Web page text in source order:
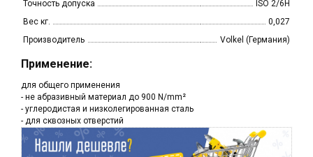
Точность допуска
ISO 2/6H
Вес кг.
0,027
Производитель
Volkel (Германия)
Применение:
для общего применения
- не абразивный материал до 900 N/mm²
- углеродистая и низколегированная сталь
- для сквозных отверстий